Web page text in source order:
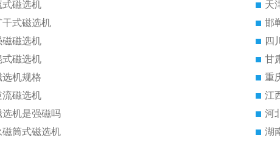
式磁选机
天
式磁选机
邯
磁磁选机
四
式磁选机
甘
机规格
重
流磁选机
江
机是强磁吗
河
筒式磁选机
湖